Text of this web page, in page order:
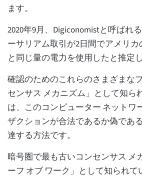
ます。
2020年9月、Digiconomistと呼ばれ
ーサリアム取引が2日間でアメリ
と同じ量の電力を使用したと推定
確認のためのこれらのさまざまな
センサス メカニズム」として知ら
は、このコンピューター ネットワ
ザクションが合法であるか偽であ
達する方法です。
暗号圏で最も古いコンセンサス メ
ーフ オブ ワーク」として知られ